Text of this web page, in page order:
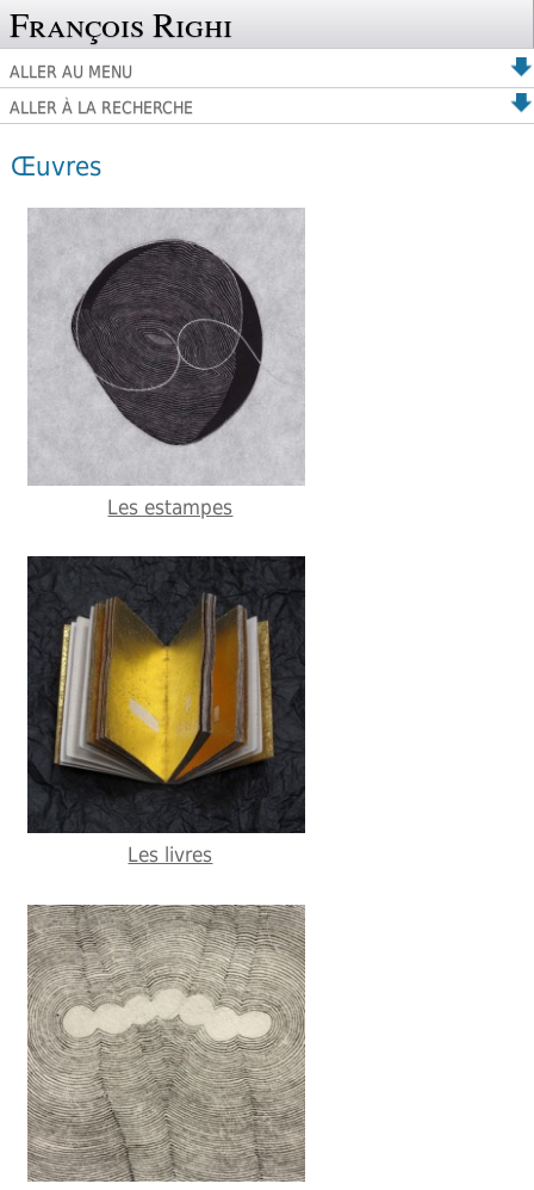
François Righi
ALLER AU MENU
ALLER À LA RECHERCHE
Œuvres
Les estampes
Les livres